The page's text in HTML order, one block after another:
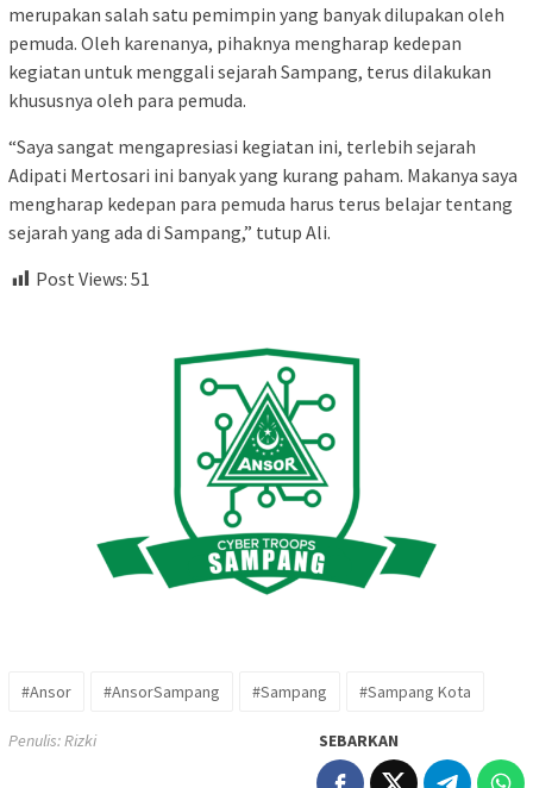
merupakan salah satu pemimpin yang banyak dilupakan oleh
pemuda. Oleh karenanya, pihaknya mengharap kedepan
kegiatan untuk menggali sejarah Sampang, terus dilakukan
khususnya oleh para pemuda.
“Saya sangat mengapresiasi kegiatan ini, terlebih sejarah
Adipati Mertosari ini banyak yang kurang paham. Makanya saya
mengharap kedepan para pemuda harus terus belajar tentang
sejarah yang ada di Sampang,” tutup Ali.
Post Views: 51
#Ansor #AnsorSampang #Sampang #Sampang Kota
Penulis: Rizki SEBARKAN